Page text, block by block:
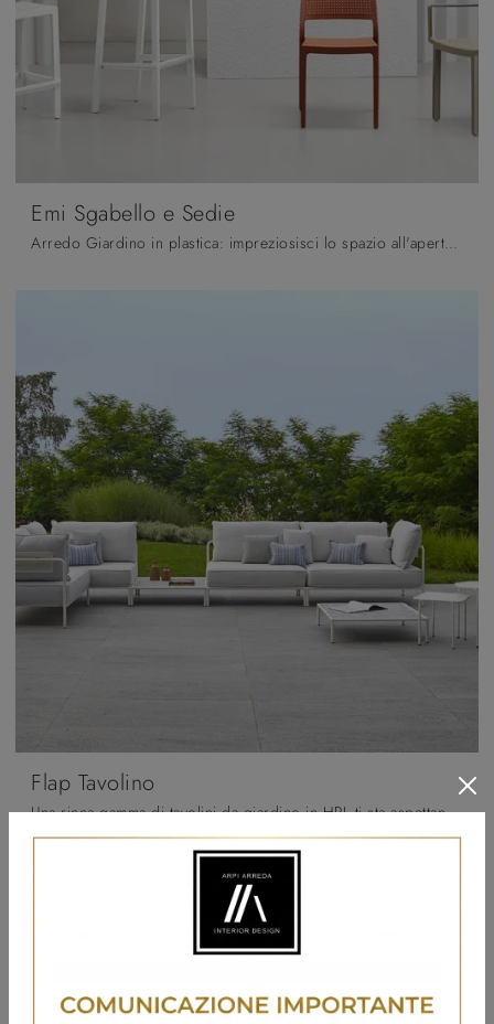
Emi Sgabello e Sedie
Arredo Giardino in plastica: impreziosisci lo spazio all'aperto con svariate offerte di sedie da giardino dell'azienda Scab Design.
Flap Tavolino
Una ricca gamma di tavolini da giardino in HPL ti sta aspettando nel nostro punto vendita: clicca e scopri il modello Flap Tavolino di Scab Design.